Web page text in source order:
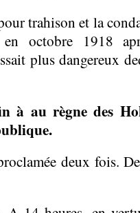
trahison et la
octobre 1918
plus dangereux
à au règne des
deux fois.